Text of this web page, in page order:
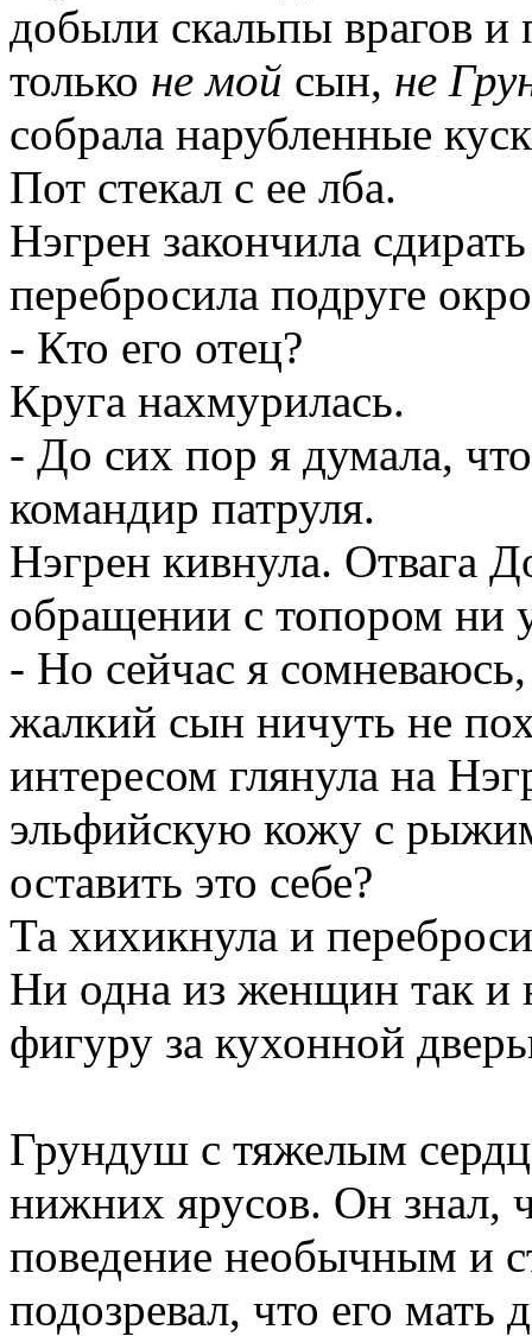
добыли скальпы врагов
только не мой сын, не
собрала нарубленные
Пот стекал с ее лба.
Нэгрен закончила
перебросила подруге
- Кто его отец?
Круга нахмурилась.
- До сих пор я думала,
командир патруля.
Нэгрен кивнула. Отвага
обращении с топором ни
- Но сейчас я
жалкий сын ничуть не
интересом глянула на
эльфийскую кожу с
оставить это себе?
Та хихикнула и
Ни одна из женщин так и
фигуру за кухонной
Грундуш с тяжелым
нижних ярусов. Он знал,
поведение необычным и
подозревал, что его мать